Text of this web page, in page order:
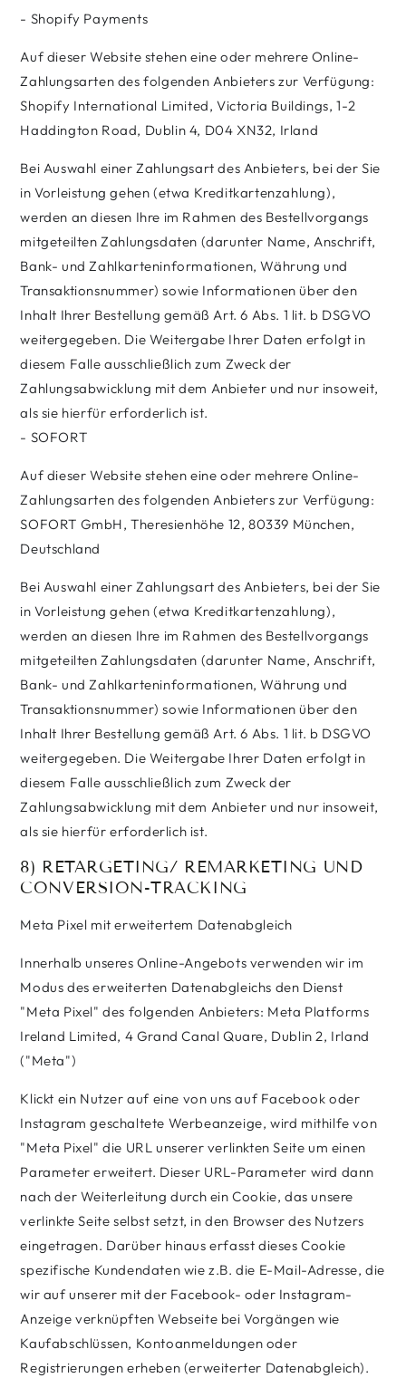
- Shopify Payments
Auf dieser Website stehen eine oder mehrere Online-
Zahlungsarten des folgenden Anbieters zur Verfügung:
Shopify International Limited, Victoria Buildings, 1-2
Haddington Road, Dublin 4, D04 XN32, Irland
Bei Auswahl einer Zahlungsart des Anbieters, bei der Sie
in Vorleistung gehen (etwa Kreditkartenzahlung),
werden an diesen Ihre im Rahmen des Bestellvorgangs
mitgeteilten Zahlungsdaten (darunter Name, Anschrift,
Bank- und Zahlkarteninformationen, Währung und
Transaktionsnummer) sowie Informationen über den
Inhalt Ihrer Bestellung gemäß Art. 6 Abs. 1 lit. b DSGVO
weitergegeben. Die Weitergabe Ihrer Daten erfolgt in
diesem Falle ausschließlich zum Zweck der
Zahlungsabwicklung mit dem Anbieter und nur insoweit,
als sie hierfür erforderlich ist.
- SOFORT
Auf dieser Website stehen eine oder mehrere Online-
Zahlungsarten des folgenden Anbieters zur Verfügung:
SOFORT GmbH, Theresienhöhe 12, 80339 München,
Deutschland
Bei Auswahl einer Zahlungsart des Anbieters, bei der Sie
in Vorleistung gehen (etwa Kreditkartenzahlung),
werden an diesen Ihre im Rahmen des Bestellvorgangs
mitgeteilten Zahlungsdaten (darunter Name, Anschrift,
Bank- und Zahlkarteninformationen, Währung und
Transaktionsnummer) sowie Informationen über den
Inhalt Ihrer Bestellung gemäß Art. 6 Abs. 1 lit. b DSGVO
weitergegeben. Die Weitergabe Ihrer Daten erfolgt in
diesem Falle ausschließlich zum Zweck der
Zahlungsabwicklung mit dem Anbieter und nur insoweit,
als sie hierfür erforderlich ist.
8) RETARGETING/ REMARKETING UND
CONVERSION-TRACKING
Meta Pixel mit erweitertem Datenabgleich
Innerhalb unseres Online-Angebots verwenden wir im
Modus des erweiterten Datenabgleichs den Dienst
"Meta Pixel" des folgenden Anbieters: Meta Platforms
Ireland Limited, 4 Grand Canal Quare, Dublin 2, Irland
("Meta")
Klickt ein Nutzer auf eine von uns auf Facebook oder
Instagram geschaltete Werbeanzeige, wird mithilfe von
"Meta Pixel" die URL unserer verlinkten Seite um einen
Parameter erweitert. Dieser URL-Parameter wird dann
nach der Weiterleitung durch ein Cookie, das unsere
verlinkte Seite selbst setzt, in den Browser des Nutzers
eingetragen. Darüber hinaus erfasst dieses Cookie
spezifische Kundendaten wie z.B. die E-Mail-Adresse, die
wir auf unserer mit der Facebook- oder Instagram-
Anzeige verknüpften Webseite bei Vorgängen wie
Kaufabschlüssen, Kontoanmeldungen oder
Registrierungen erheben (erweiterter Datenabgleich).